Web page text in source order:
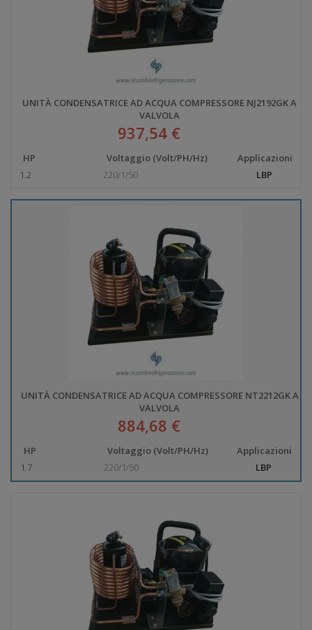
UNITÀ CONDENSATRICE AD ACQUA COMPRESSORE NJ2192GK A
VALVOLA
937,54 €
HP Voltaggio (Volt/PH/Hz)
Applicazioni
1.2
220/1/50 LBP
UNITÀ CONDENSATRICE AD ACQUA COMPRESSORE NT2212GK A
VALVOLA
884,68 €
HP Voltaggio (Volt/PH/Hz)
Applicazioni
1.7
220/1/50 LBP